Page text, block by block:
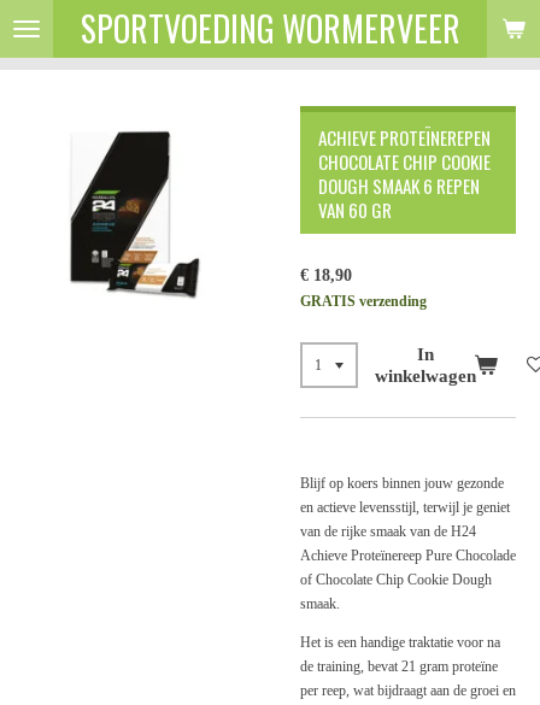
Ga
naar
SPORTVOEDING WORMERVEER
ACHIEVE PROTEÏNEREPEN
CHOCOLATE CHIP COOKIE
DOUGH SMAAK 6 REPEN
VAN 60 GR
€ 18,90
GRATIS verzending
In
winkelwagen
Blijf op koers binnen jouw gezonde
en actieve levensstijl, terwijl je geniet
van de rijke smaak van de H24
Achieve Proteïnereep Pure Chocolade
of Chocolate Chip Cookie Dough
smaak.
Het is een handige traktatie voor na
de training, bevat 21 gram proteïne
per reep, wat bijdraagt aan de groei en